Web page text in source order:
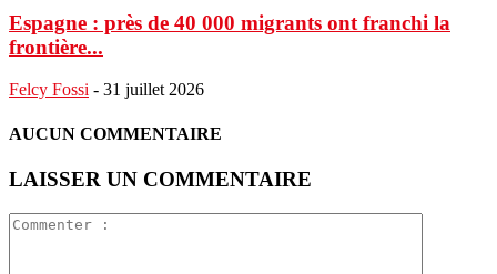
Espagne : près de 40 000 migrants ont franchi la
frontière...
Felcy Fossi - 31 juillet 2026
AUCUN COMMENTAIRE
LAISSER UN COMMENTAIRE